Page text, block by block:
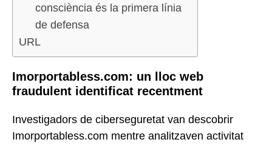
consciència és la primera línia
de defensa
URL
Imorportabless.com: un lloc web
fraudulent identificat recentment
Investigadors de ciberseguretat van descobrir
Imorportabless.com mentre analitzaven activitat